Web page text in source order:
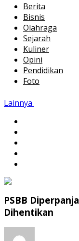
Berita
Bisnis
Olahraga
Sejarah
Kuliner
Opini
Pendidikan
Foto
Lainnya
PSBB
Dihentikan